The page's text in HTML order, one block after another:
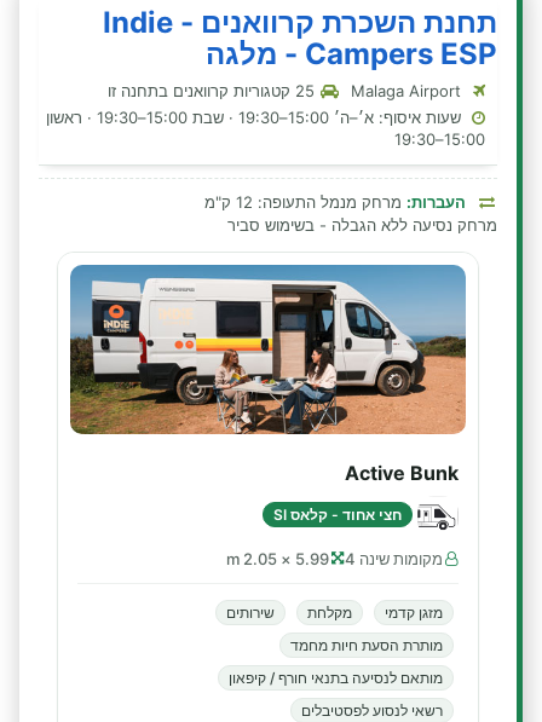
תחנת השכרת קרוואנים - Indie
Campers ESP - מלגה
שעות איסוף: א׳–ה׳ 15:00–19:30 · שבת 15:00–19:30 · ראשון
15:00–19:30
העברות: מרחק מנמל התעופה: 12 ק"מ
מרחק נסיעה ללא הגבלה - בשימוש סביר
Active Bunk
חצי אחוד - קלאס SI
מקומות שינה 4 5.99 × 2.05 m
מזגן קדמי מקלחת
שירותים
מותרת הסעת חיות מחמד
מותאם לנסיעה בתנאי חורף / קיפאון
רשאי לנסוע לפסטיבלים